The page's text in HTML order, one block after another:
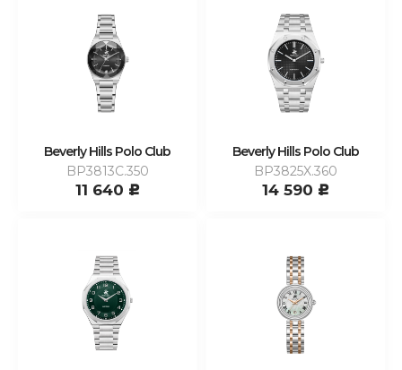
Beverly Hills Polo Club
BP3813C.350
11 640 c
Beverly Hills Polo Club
BP3825X.360
14 590 c